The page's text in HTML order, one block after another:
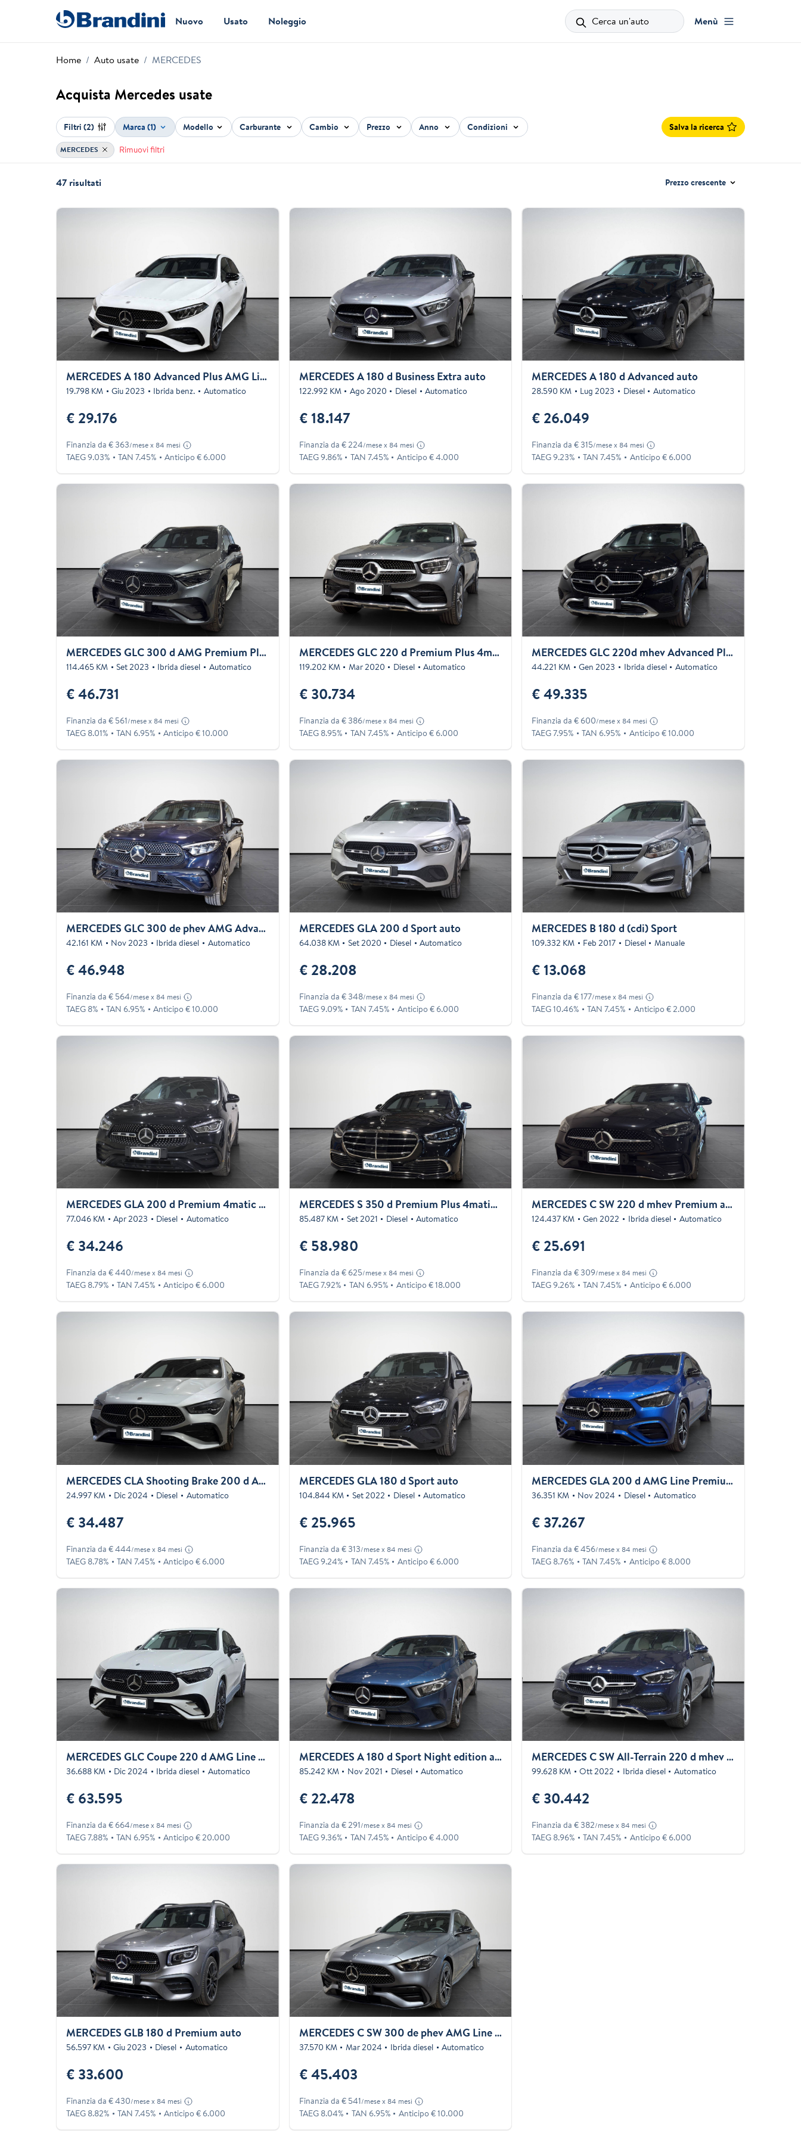
Nuovo Usato Noleggio Cerca un'auto Menù
Home Auto usate MERCEDES
Acquista Mercedes usate
Filtri(2) Marca (1) Modello Carburante Cambio Prezzo Anno Condizioni Salva la ricerca
MERCEDES Rimuovi filtri
47 risultati Prezzo crescente
MERCEDES A 180 Advanced Plus AMG Line auto
19.798 KM Giu 2023 Ibrida benz. Automatico
€ 29.176
Finanzia da € 363/mese x 84 mesi
TAEG 9.03% TAN 7.45% Anticipo € 6.000
MERCEDES A 180 d Business Extra auto
122.992 KM Ago 2020 Diesel Automatico
€ 18.147
Finanzia da € 224/mese x 84 mesi
TAEG 9.86% TAN 7.45% Anticipo € 4.000
MERCEDES A 180 d Advanced auto
28.590 KM Lug 2023 Diesel Automatico
€ 26.049
Finanzia da € 315/mese x 84 mesi
TAEG 9.23% TAN 7.45% Anticipo € 6.000
MERCEDES GLC 300 d AMG Premium Plus 4matic auto
114.465 KM Set 2023 Ibrida diesel Automatico
€ 46.731
Finanzia da € 561/mese x 84 mesi
TAEG 8.01% TAN 6.95% Anticipo € 10.000
MERCEDES GLC 220 d Premium Plus 4matic auto
119.202 KM Mar 2020 Diesel Automatico
€ 30.734
Finanzia da € 386/mese x 84 mesi
TAEG 8.95% TAN 7.45% Anticipo € 6.000
MERCEDES GLC 220d mhev Advanced Plus 4matic auto
44.221 KM Gen 2023 Ibrida diesel Automatico
€ 49.335
Finanzia da € 600/mese x 84 mesi
TAEG 7.95% TAN 6.95% Anticipo € 10.000
MERCEDES GLC 300 de phev AMG Advanced 4matic auto
42.161 KM Nov 2023 Ibrida diesel Automatico
€ 46.948
Finanzia da € 564/mese x 84 mesi
TAEG 8% TAN 6.95% Anticipo € 10.000
MERCEDES GLA 200 d Sport auto
64.038 KM Set 2020 Diesel Automatico
€ 28.208
Finanzia da € 348/mese x 84 mesi
TAEG 9.09% TAN 7.45% Anticipo € 6.000
MERCEDES B 180 d (cdi) Sport
109.332 KM Feb 2017 Diesel Manuale
€ 13.068
Finanzia da € 177/mese x 84 mesi
TAEG 10.46% TAN 7.45% Anticipo € 2.000
MERCEDES GLA 200 d Premium 4matic auto
77.046 KM Apr 2023 Diesel Automatico
€ 34.246
Finanzia da € 440/mese x 84 mesi
TAEG 8.79% TAN 7.45% Anticipo € 6.000
MERCEDES S 350 d Premium Plus 4matic auto
85.487 KM Set 2021 Diesel Automatico
€ 58.980
Finanzia da € 625/mese x 84 mesi
TAEG 7.92% TAN 6.95% Anticipo € 18.000
MERCEDES C SW 220 d mhev Premium auto
124.437 KM Gen 2022 Ibrida diesel Automatico
€ 25.691
Finanzia da € 309/mese x 84 mesi
TAEG 9.26% TAN 7.45% Anticipo € 6.000
MERCEDES CLA Shooting Brake 200 d AMG Line Advanced Plus auto
24.997 KM Dic 2024 Diesel Automatico
€ 34.487
Finanzia da € 444/mese x 84 mesi
TAEG 8.78% TAN 7.45% Anticipo € 6.000
MERCEDES GLA 180 d Sport auto
104.844 KM Set 2022 Diesel Automatico
€ 25.965
Finanzia da € 313/mese x 84 mesi
TAEG 9.24% TAN 7.45% Anticipo € 6.000
MERCEDES GLA 200 d AMG Line Premium auto
36.351 KM Nov 2024 Diesel Automatico
€ 37.267
Finanzia da € 456/mese x 84 mesi
TAEG 8.76% TAN 7.45% Anticipo € 8.000
MERCEDES GLC Coupe 220 d AMG Line Premium Plus 4matic auto
36.688 KM Dic 2024 Ibrida diesel Automatico
€ 63.595
Finanzia da € 664/mese x 84 mesi
TAEG 7.88% TAN 6.95% Anticipo € 20.000
MERCEDES A 180 d Sport Night edition auto
85.242 KM Nov 2021 Diesel Automatico
€ 22.478
Finanzia da € 291/mese x 84 mesi
TAEG 9.36% TAN 7.45% Anticipo € 4.000
MERCEDES C SW All-Terrain 220 d mhev Premium Pro 4matic auto
99.628 KM Ott 2022 Ibrida diesel Automatico
€ 30.442
Finanzia da € 382/mese x 84 mesi
TAEG 8.96% TAN 7.45% Anticipo € 6.000
MERCEDES GLB 180 d Premium auto
56.597 KM Giu 2023 Diesel Automatico
€ 33.600
Finanzia da € 430/mese x 84 mesi
TAEG 8.82% TAN 7.45% Anticipo € 6.000
MERCEDES C SW 300 de phev AMG Line Premium Plus auto
37.570 KM Mar 2024 Ibrida diesel Automatico
€ 45.403
Finanzia da € 541/mese x 84 mesi
TAEG 8.04% TAN 6.95% Anticipo € 10.000